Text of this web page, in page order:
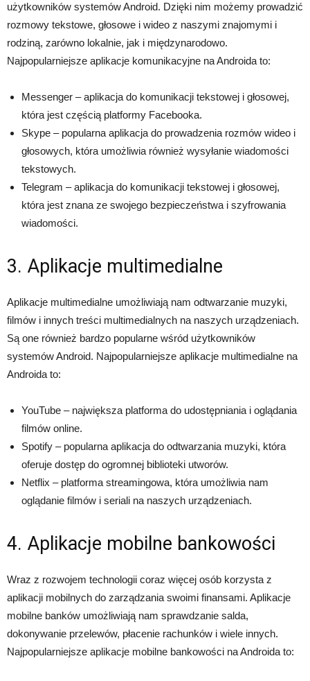
użytkowników systemów Android. Dzięki nim możemy prowadzić
rozmowy tekstowe, głosowe i wideo z naszymi znajomymi i
rodziną, zarówno lokalnie, jak i międzynarodowo.
Najpopularniejsze aplikacje komunikacyjne na Androida to:
Messenger – aplikacja do komunikacji tekstowej i głosowej,
która jest częścią platformy Facebooka.
Skype – popularna aplikacja do prowadzenia rozmów wideo i
głosowych, która umożliwia również wysyłanie wiadomości
tekstowych.
Telegram – aplikacja do komunikacji tekstowej i głosowej,
która jest znana ze swojego bezpieczeństwa i szyfrowania
wiadomości.
3. Aplikacje multimedialne
Aplikacje multimedialne umożliwiają nam odtwarzanie muzyki,
filmów i innych treści multimedialnych na naszych urządzeniach.
Są one również bardzo popularne wśród użytkowników
systemów Android. Najpopularniejsze aplikacje multimedialne na
Androida to:
YouTube – największa platforma do udostępniania i oglądania
filmów online.
Spotify – popularna aplikacja do odtwarzania muzyki, która
oferuje dostęp do ogromnej biblioteki utworów.
Netflix – platforma streamingowa, która umożliwia nam
oglądanie filmów i seriali na naszych urządzeniach.
4. Aplikacje mobilne bankowości
Wraz z rozwojem technologii coraz więcej osób korzysta z
aplikacji mobilnych do zarządzania swoimi finansami. Aplikacje
mobilne banków umożliwiają nam sprawdzanie salda,
dokonywanie przelewów, płacenie rachunków i wiele innych.
Najpopularniejsze aplikacje mobilne bankowości na Androida to: